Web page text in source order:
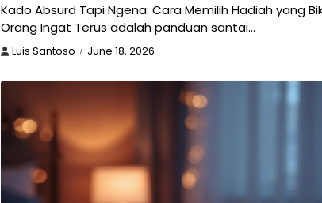
Kado Absurd Tapi Ngena: Cara Memilih Hadiah yang
Orang Ingat Terus adalah panduan santai…
Luis Santoso June 18, 2026